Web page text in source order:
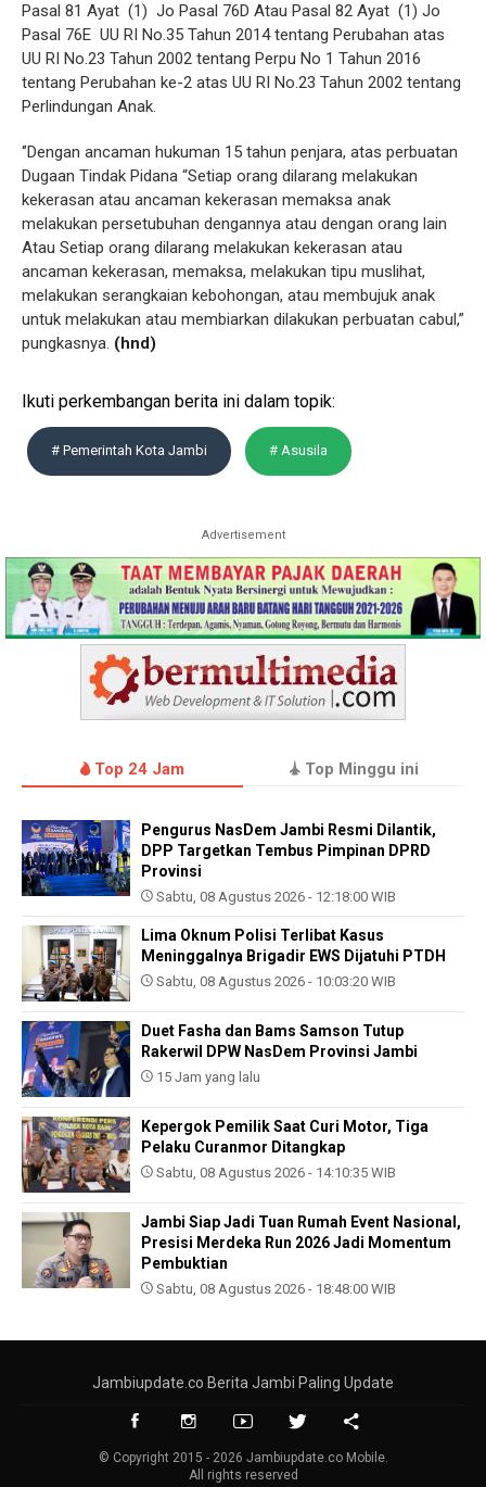
Pasal 81 Ayat (1) Jo Pasal 76D Atau Pasal 82 Ayat (1) Jo
Pasal 76E UU RI No.35 Tahun 2014 tentang Perubahan atas
UU RI No.23 Tahun 2002 tentang Perpu No 1 Tahun 2016
tentang Perubahan ke-2 atas UU RI No.23 Tahun 2002 tentang
Perlindungan Anak.
‘’Dengan ancaman hukuman 15 tahun penjara, atas perbuatan
Dugaan Tindak Pidana “Setiap orang dilarang melakukan
kekerasan atau ancaman kekerasan memaksa anak
melakukan persetubuhan dengannya atau dengan orang lain
Atau Setiap orang dilarang melakukan kekerasan atau
ancaman kekerasan, memaksa, melakukan tipu muslihat,
melakukan serangkaian kebohongan, atau membujuk anak
untuk melakukan atau membiarkan dilakukan perbuatan cabul,”
pungkasnya. (hnd)
Ikuti perkembangan berita ini dalam topik:
# Pemerintah Kota Jambi # Asusila
Advertisement
Top 24 Jam Top Minggu ini
Pengurus NasDem Jambi Resmi Dilantik,
DPP Targetkan Tembus Pimpinan DPRD
Provinsi
Sabtu, 08 Agustus 2026 - 12:18:00 WIB
Lima Oknum Polisi Terlibat Kasus
Meninggalnya Brigadir EWS Dijatuhi PTDH
Sabtu, 08 Agustus 2026 - 10:03:20 WIB
Duet Fasha dan Bams Samson Tutup
Rakerwil DPW NasDem Provinsi Jambi
15 Jam yang lalu
Kepergok Pemilik Saat Curi Motor, Tiga
Pelaku Curanmor Ditangkap
Sabtu, 08 Agustus 2026 - 14:10:35 WIB
Jambi Siap Jadi Tuan Rumah Event Nasional,
Presisi Merdeka Run 2026 Jadi Momentum
Pembuktian
Sabtu, 08 Agustus 2026 - 18:48:00 WIB
Jambiupdate.co Berita Jambi Paling Update
© Copyright 2015 - 2026 Jambiupdate.co Mobile.
All rights reserved